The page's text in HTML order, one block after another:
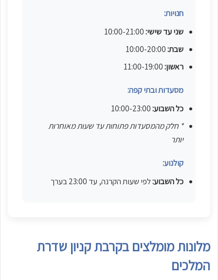
חנויות:
שני עד שישי:
שבת:
ראשון:
מסעדות ובתי קפה:
כל השבוע:
* חלק מהמסעדות פתוחות עד שעות מאוחרות
יותר
קולנוע:
כל השבוע:לפי שעות הקרנה, עד 23:00 בערך
מלונות מומלצים בקרבת קניון שדרת
המלכים